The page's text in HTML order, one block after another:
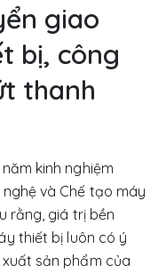
giao
bị, công
thanh
kinh nghiệm
và Chế tạo máy
rằng, giá trị bền
thiết bị luôn có ý
sản phẩm của